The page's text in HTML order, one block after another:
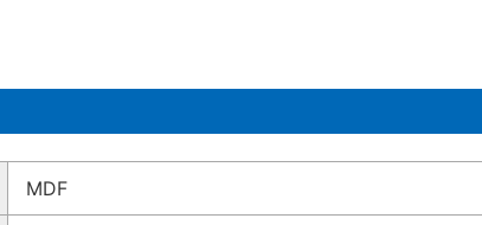
MDF